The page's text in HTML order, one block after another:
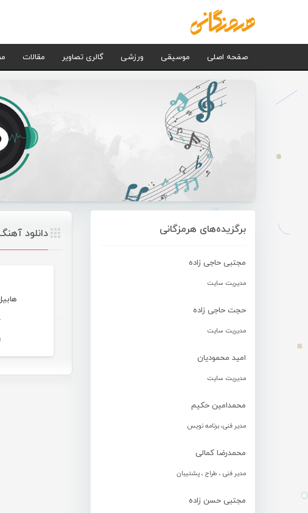
صفحه اصلی موسیقی ورزشی گالری تصاویر مقالات
برگزیده‌های هرمزگانی
مجتبی حاجی زاده
مدیریت سایت
حجت حاجی زاده
مدیریت سایت
امید محمودیان
مدیریت سایت
محمدامین حکیم
مدیر فنی، برنامه نویس
محمدرضا کمالی
مدیر فنی ، طراح ، پشتیبان
مجتبی حسن زاده
دانلود